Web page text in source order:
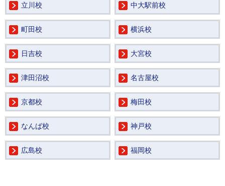
立川校 中大駅前校
町田校 横浜校
日吉校 大宮校
津田沼校 名古屋校
京都校 梅田校
なんば校 神戸校
広島校 福岡校